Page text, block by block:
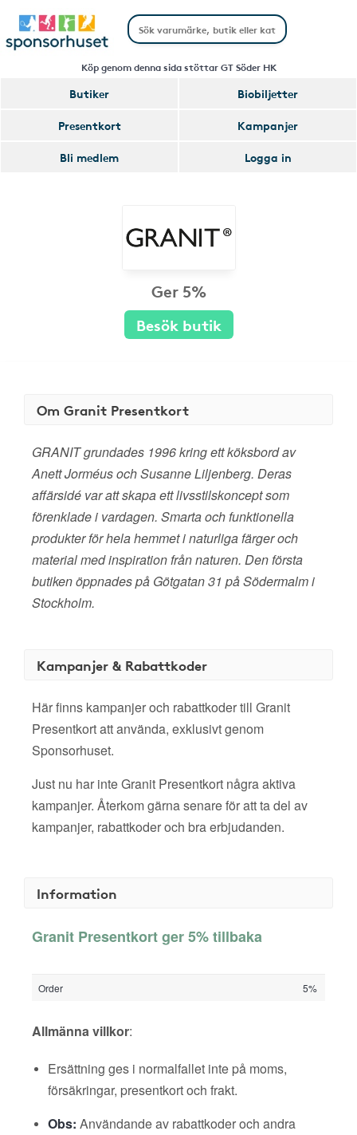
Köp genom denna sida stöttar GT Söder HK
Butiker
Biobiljetter
Presentkort
Kampanjer
Bli medlem
Logga in
Ger 5%
Besök butik
Om Granit Presentkort
GRANIT grundades 1996 kring ett köksbord av
Anett Jorméus och Susanne Liljenberg. Deras
affärsidé var att skapa ett livsstilskoncept som
förenklade i vardagen. Smarta och funktionella
produkter för hela hemmet i naturliga färger och
material med inspiration från naturen. Den första
butiken öppnades på Götgatan 31 på Södermalm i
Stockholm.
Kampanjer & Rabattkoder
Här finns kampanjer och rabattkoder till Granit
Presentkort att använda, exklusivt genom
Sponsorhuset.
Just nu har inte Granit Presentkort några aktiva
kampanjer. Återkom gärna senare för att ta del av
kampanjer, rabattkoder och bra erbjudanden.
Information
Granit Presentkort ger 5% tillbaka
Order 5%
Allmänna villkor:
Ersättning ges i normalfallet inte på moms,
försäkringar, presentkort och frakt.
Obs: Användande av rabattkoder och andra